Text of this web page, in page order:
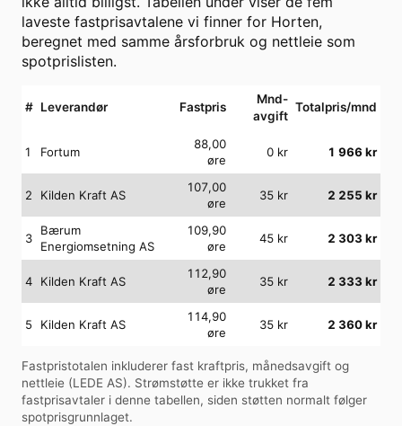
laveste fastprisavtalene vi finner for Horten,
beregnet med samme årsforbruk og nettleie som
spotprislisten.
# Leverandør Fastpris
Mnd-
avgift
Totalpris/mnd
1 Fortum
88,00
øre
0 kr 1 966 kr
2 Kilden Kraft AS
107,00
øre
35 kr 2 255 kr
3
Bærum
Energiomsetning AS
109,90
øre
45 kr 2 303 kr
4 Kilden Kraft AS
112,90
øre
35 kr 2 333 kr
5 Kilden Kraft AS
114,90
øre
35 kr 2 360kr
Fastpristotalen inkluderer fast kraftpris, månedsavgift og
nettleie (LEDE AS). Strømstøtte er ikke trukket fra
fastprisavtaler i denne tabellen, siden støtten normalt følger
spotprisgrunnlaget.